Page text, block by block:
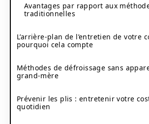
Avantages par rapport aux
traditionnelles
L’arrière-plan de l’entretien de votre
pourquoi cela compte
Méthodes de défroissage sans
grand-mère
Prévenir les plis : entretenir votre
quotidien